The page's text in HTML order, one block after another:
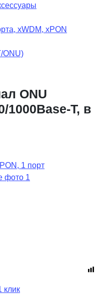
xWDM, xPON
ONU)
ONU
1000Base-T, в
клик